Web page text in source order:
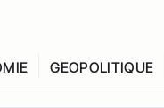
GEOPOLITIQUE